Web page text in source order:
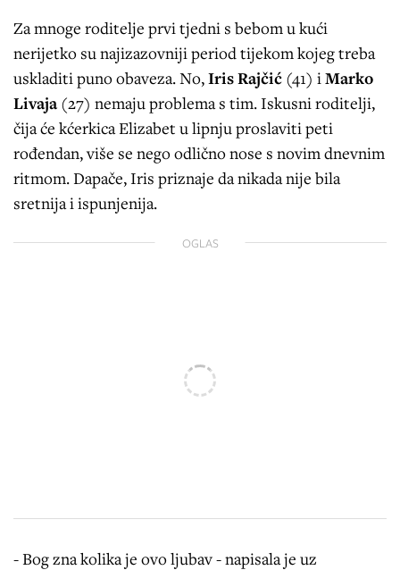
Za mnoge roditelje prvi tjedni s bebom u kući
nerijetko su najizazovniji period tijekom kojeg treba
uskladiti puno obaveza. No,Iris Rajčić (41) iMarko
Livaja(27) nemaju problema s tim. Iskusni roditelji,
čija će kćerkica Elizabet u lipnju proslaviti peti
rođendan, više se nego odlično nose s novim dnevnim
ritmom. Dapače, Iris priznaje da nikada nije bila
sretnija i ispunjenija.
OGLAS
- Bog zna kolika je ovo ljubav - napisala je uz